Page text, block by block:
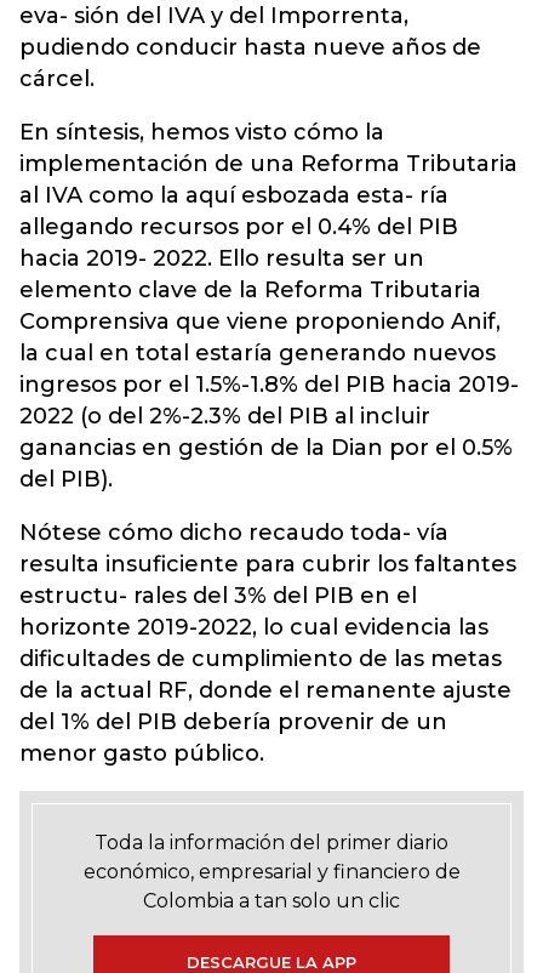
eva- sión del IVA y del Imporrenta,
pudiendo conducir hasta nueve años de
cárcel.
En síntesis, hemos visto cómo la
implementación de una Reforma Tributaria
al IVA como la aquí esbozada esta- ría
allegando recursos por el 0.4% del PIB
hacia 2019- 2022. Ello resulta ser un
elemento clave de la Reforma Tributaria
Comprensiva que viene proponiendo Anif,
la cual en total estaría generando nuevos
ingresos por el 1.5%-1.8% del PIB hacia 2019-
2022 (o del 2%-2.3% del PIB al incluir
ganancias en gestión de la Dian por el 0.5%
del PIB).
Nótese cómo dicho recaudo toda- vía
resulta insuficiente para cubrir los faltantes
estructu- rales del 3% del PIB en el
horizonte 2019-2022, lo cual evidencia las
dificultades de cumplimiento de las metas
de la actual RF, donde el remanente ajuste
del 1% del PIB debería provenir de un
menor gasto público.
Toda la información del primer diario
económico, empresarial y financiero de
Colombia a tan solo un clic
DESCARGUE LA APP